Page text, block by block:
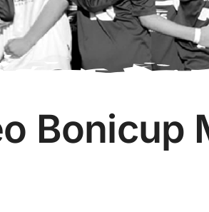
Bonicup